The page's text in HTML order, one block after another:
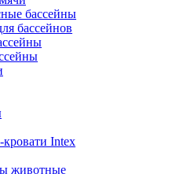
бассейны
бассейнов
Intex
животные